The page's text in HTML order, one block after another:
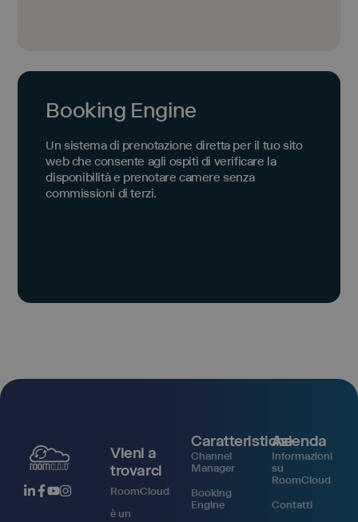
Booking Engine
Un sistema di prenotazione diretta per il tuo sito
web che consente agli ospiti di verificare la
disponibilità e prenotare camere senza
commissioni di terzi.
Vieni a
trovarci
RoomCloud
è un
Caratteristiche
Channel
Manager
Booking
Engine
Azienda
Informazioni
su
RoomCloud
Contatti